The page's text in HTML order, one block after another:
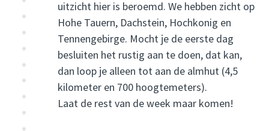
uitzicht hier is beroemd. We hebben zicht op
Hohe Tauern, Dachstein, Hochkonig en
Tennengebirge. Mocht je de eerste dag
besluiten het rustig aan te doen, dat kan,
dan loop je alleen tot aan de almhut (4,5
kilometer en 700 hoogtemeters).
Laat de rest van de week maar komen!